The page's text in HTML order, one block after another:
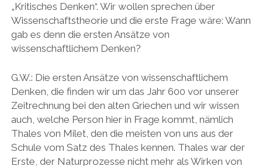
„Kritisches Denken“. Wir wollen sprechen über
Wissenschaftstheorie und die erste Frage wäre: Wann
gab es denn die ersten Ansätze von
wissenschaftlichem Denken?
G.W.: Die ersten Ansätze von wissenschaftlichem
Denken, die finden wir um das Jahr 600 vor unserer
Zeitrechnung bei den alten Griechen und wir wissen
auch, welche Person hier in Frage kommt, nämlich
Thales von Milet, den die meisten von uns aus der
Schule vom Satz des Thales kennen. Thales war der
Erste, der Naturprozesse nicht mehr als Wirken von